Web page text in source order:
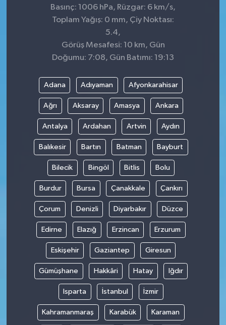
Basınç: 1006 hPa, Rüzgar: 6 km/s,
Toplam Yağış: 0 mm, Çiy Noktası:
5.4,
Görüş Mesafesi: 10 km, Gün
Doğumu: 7:08, Gün Batımı: 19:13
Adana Adıyaman Afyonkarahisar
Ağrı Aksaray Amasya Ankara
Antalya Ardahan Artvin Aydın
Balıkesir Bartın Batman Bayburt
Bilecik Bingöl Bitlis Bolu
Burdur Bursa Çanakkale Çankırı
Çorum Denizli Diyarbakır Düzce
Edirne Elazığ Erzincan Erzurum
Eskişehir Gaziantep Giresun
Gümüşhane Hakkâri Hatay Iğdır
Isparta İstanbul İzmir
Kahramanmaraş Karabük Karaman